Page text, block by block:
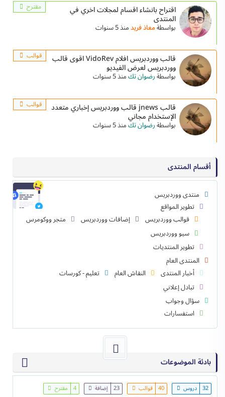
مقترح اقتراح بانشاء اقسام لمجلات اخري في
المنتدى
بواسطةمعاذ فريدمنذ 5 سنوات
قوالب قالب ووردبريس افلام VidoRev اقوى قالب
ووردبريس لعرض الفيديو
بواسطةرضوان تكمنذ 5 سنوات
قوالب قالب jnews قالب ووردبريس إخباري متعدد
الإستخدام مجاني
بواسطةرضوان تكمنذ 5 سنوات
أقسام المنتدى
منتدى ووردبريس
تطوير المواقع
قوالب ووردبريس
إضافات ووردبريس
متجر ووكومرس
سيو ووردبريس
تطوير المنتديات
المنتدى العام
أخبار المنتدى
النقاش العام
تعليم - كورسات
تبادل إعلاني
سؤال وجواب
استفسارات
بادئة الموضوعات
32 دروس 40 قوالب 23 إضافة 4 مقترح